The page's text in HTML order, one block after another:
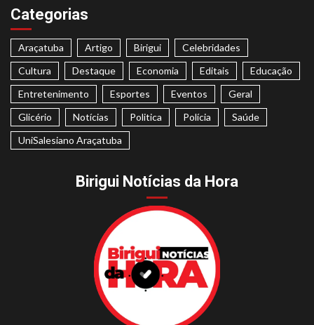
Categorias
Araçatuba Artigo Birigui
Celebridades
Cultura
Destaque Economia Editais
Educação
Entretenimento
Esportes Eventos
Geral
Glicério
Notícias Politica Polícia
Saúde
UniSalesiano Araçatuba
Birigui Notícias da Hora